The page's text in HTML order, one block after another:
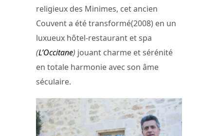
religieux des Minimes, cet ancien
Couvent a été transformé(2008) en un
luxueux hôtel-restaurant et spa
(L’Occitane) jouant charme et sérénité
en totale harmonie avec son âme
séculaire.